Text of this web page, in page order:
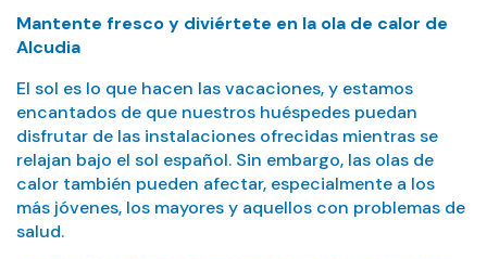
Mantente fresco y diviértete en la ola de calor de
Alcudia
El sol es lo que hacen las vacaciones, y estamos
encantados de que nuestros huéspedes puedan
disfrutar de las instalaciones ofrecidas mientras se
relajan bajo el sol español. Sin embargo, las olas de
calor también pueden afectar, especialmente a los
más jóvenes, los mayores y aquellos con problemas de
salud.